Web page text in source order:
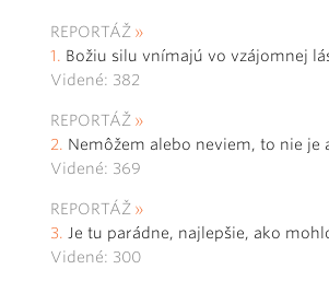
REPORTÁŽ
Božiu silu vnímajú vo vzájomnej
Videné: 382
REPORTÁŽ
Nemôžem alebo neviem, to nie je
Videné: 369
REPORTÁŽ
Je tu parádne, najlepšie, ako
Videné: 300